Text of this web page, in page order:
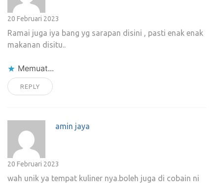
20 Februari 2023
Ramai juga iya bang yg sarapan disini , pasti enak enak
makanan disitu..
Memuat...
REPLY
amin jaya
20 Februari 2023
wah unik ya tempat kuliner nya.boleh juga di cobain ni